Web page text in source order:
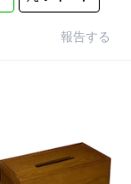
報告する